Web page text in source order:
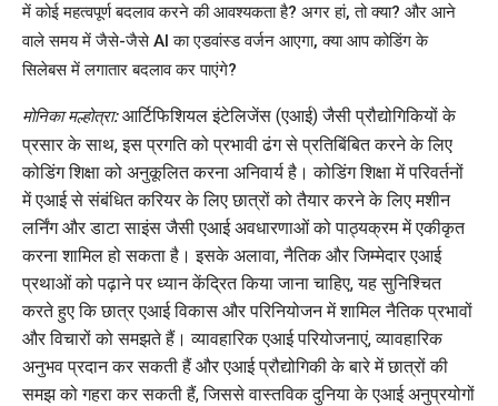
में कोई महत्वपूर्ण बदलाव करने की आवश्यकता है? अगर हां, तो क्या? और आने
वाले समय में जैसे-जैसे AI का एडवांस्ड वर्जन आएगा, क्या आप कोडिंग के
सिलेबस में लगातार बदलाव कर पाएंगे?
मोनिका मल्होत्रा:आर्टिफिशियल इंटेलिजेंस (एआई) जैसी प्रौद्योगिकियों के
प्रसार के साथ, इस प्रगति को प्रभावी ढंग से प्रतिबिंबित करने के लिए
कोडिंग शिक्षा को अनुकूलित करना अनिवार्य है। कोडिंग शिक्षा में परिवर्तनों
में एआई से संबंधित करियर के लिए छात्रों को तैयार करने के लिए मशीन
लर्निंग और डाटा साइंस जैसी एआई अवधारणाओं को पाठ्यक्रम में एकीकृत
करना शामिल हो सकता है। इसके अलावा, नैतिक और जिम्मेदार एआई
प्रथाओं को पढ़ाने पर ध्यान केंद्रित किया जाना चाहिए, यह सुनिश्चित
करते हुए कि छात्र एआई विकास और परिनियोजन में शामिल नैतिक प्रभावों
और विचारों को समझते हैं। व्यावहारिक एआई परियोजनाएं, व्यावहारिक
अनुभव प्रदान कर सकती हैं और एआई प्रौद्योगिकी के बारे में छात्रों की
समझ को गहरा कर सकती हैं, जिससे वास्तविक दुनिया के एआई अनुप्रयोगों